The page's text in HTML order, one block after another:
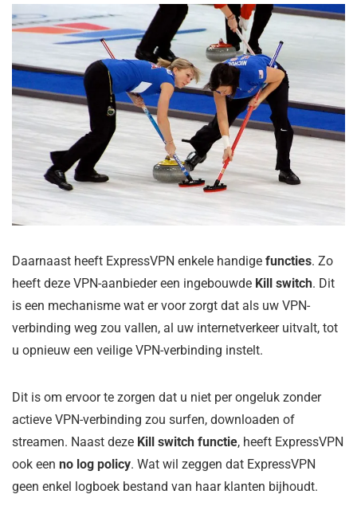
Daarnaast heeft ExpressVPN enkele handige functies. Zo
heeft deze VPN-aanbieder een ingebouwde Kill switch. Dit
is een mechanisme wat er voor zorgt dat als uw VPN-
verbinding weg zou vallen, al uw internetverkeer uitvalt, tot
u opnieuw een veilige VPN-verbinding instelt.
Dit is om ervoor te zorgen dat u niet per ongeluk zonder
actieve VPN-verbinding zou surfen, downloaden of
streamen. Naast deze Kill switch functie, heeft ExpressVPN
ook een no log policy. Wat wil zeggen dat ExpressVPN
geen enkel logboek bestand van haar klanten bijhoudt.